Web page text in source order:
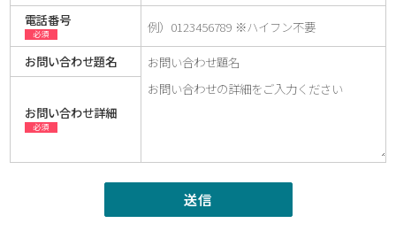
電話番号
必須
お問い合わせ題名
お問い合わせ詳細
必須